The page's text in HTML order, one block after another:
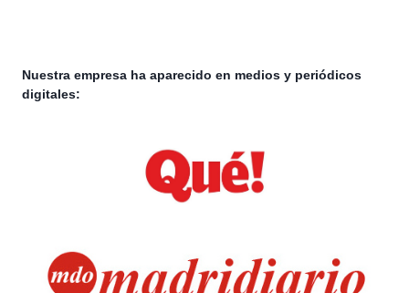
Nuestra empresa ha aparecido en medios y periódicos
digitales: